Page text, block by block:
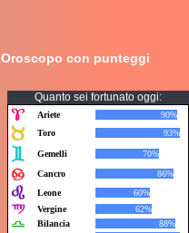
Oroscopo con punteggi
Quanto sei fortunato oggi: